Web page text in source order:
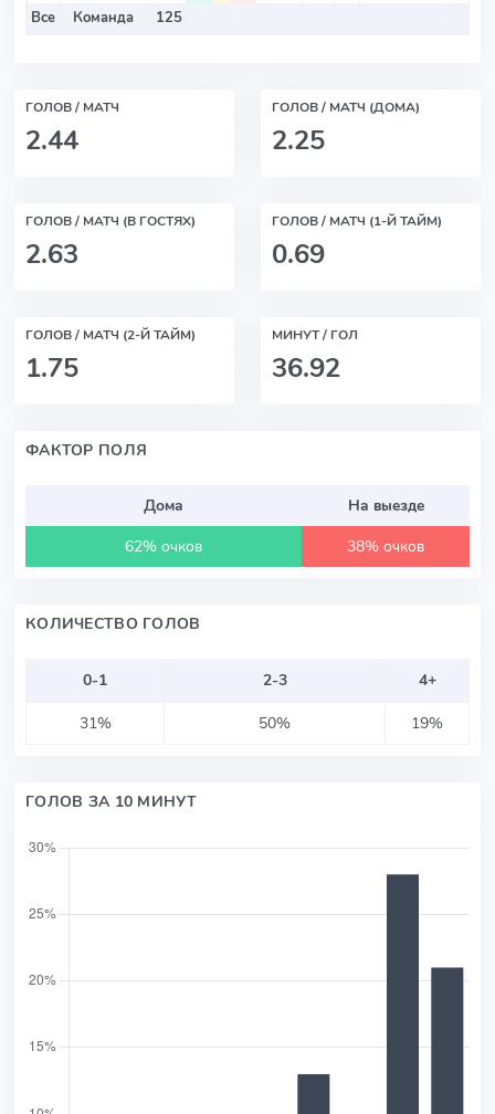
Все Команда 125
ГОЛОВ / МАТЧ
2.44
ГОЛОВ / МАТЧ (ДОМА)
2.25
ГОЛОВ / МАТЧ (В ГОСТЯХ)
2.63
ГОЛОВ / МАТЧ (1-Й ТАЙМ)
0.69
ГОЛОВ / МАТЧ (2-Й ТАЙМ)
1.75
МИНУТ / ГОЛ
36.92
ФАКТОР ПОЛЯ
Дома
На выезде
62% очков
38% очков
КОЛИЧЕСТВО ГОЛОВ
0-1 2-3
4+
31%
50% 19%
ГОЛОВ ЗА 10 МИНУТ